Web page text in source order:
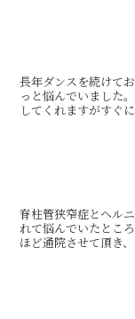
長年ダンスを続けて
っと悩んでいました
してくれますがすぐ
脊柱管狭窄症とヘル
れて悩んでいたとこ
ほど通院させて頂き